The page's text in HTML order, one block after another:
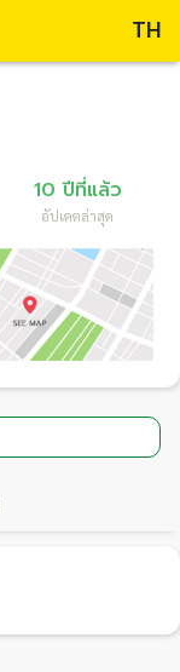
TH
10 ปีที่แล้ว
อัปเดตล่าสุด